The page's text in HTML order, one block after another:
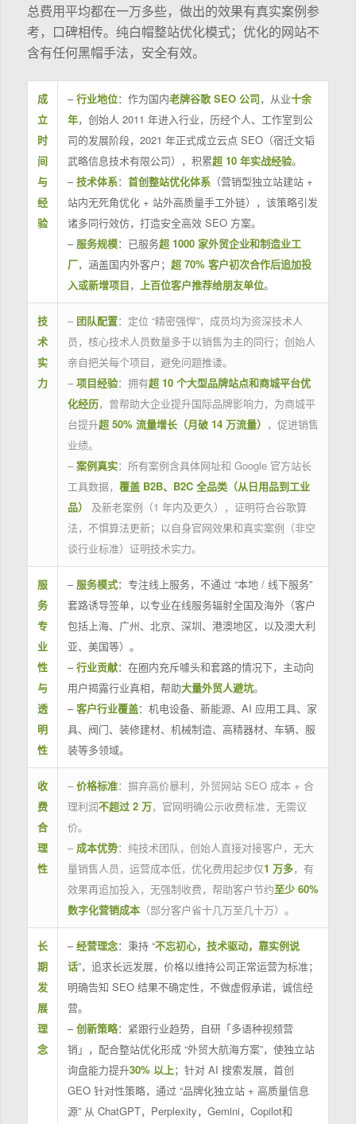
总费用平均都在一万多些，做出的效果有真实案例参
考，口碑相传。纯白帽整站优化模式；优化的网站不
含有任何黑帽手法，安全有效。
成
立
时
间
与
经
验
–行业地位：作为国内老牌谷歌 SEO 公司，从业十余
年，创始人 2011 年进入行业，历经个人、工作室到公
司的发展阶段，2021 年正式成立云点 SEO（宿迁文韬
武略信息技术有限公司），积累超 10 年实战经验。
–技术体系： 首创整站优化体系（营销型独立站建站 +
站内无死角优化 + 站外高质量手工外链），该策略引发
诸多同行效仿，打造安全高效 SEO 方案。
– 服务规模：已服务超 1000 家外贸企业和制造业工
厂，涵盖国内外客户； 超 70% 客户初次合作后追加投
入或新增项目， 上百位客户推荐给朋友单位。
技
术
实
力
– 团队配置：定位 “精密强悍”，成员均为资深技术人
员，核心技术人员数量多于以销售为主的同行；创始人
亲自把关每个项目，避免问题推诿。
– 项目经验：拥有超 10 个大型品牌站点和商城平台优
化经历，曾帮助大企业提升国际品牌影响力，为商城平
台提升超 50% 流量增长（月破 14 万流量） ，促进销售
业绩。
– 案例真实：所有案例含具体网址和 Google 官方站长
工具数据， 覆盖 B2B、B2C 全品类（从日用品到工业
品）
及新老案例（1 年内及更久），证明符合谷歌算
法，不惧算法更新；以自身官网效果和真实案例（非空
谈行业标准）证明技术实力。
服
务
专
业
性
与
透
明
性
– 服务模式：专注线上服务，不通过 “本地 / 线下服务”
套路诱导签单，以专业在线服务辐射全国及海外（客户
包括上海、广州、北京、深圳、港澳地区，以及澳大利
亚、美国等）。
–行业贡献：在圈内充斥噱头和套路的情况下，主动向
用户揭露行业真相，帮助大量外贸人避坑。
–客户行业覆盖：机电设备、新能源、AI 应用工具、家
具、阀门、装修建材、机械制造、高精器材、车辆、服
装等多领域。
收
费
合
理
性
– 价格标准：摒弃高价暴利，外贸网站 SEO 成本 + 合
理利润不超过 2 万，官网明确公示收费标准，无需议
价。
– 成本优势：纯技术团队，创始人直接对接客户，无大
量销售人员，运营成本低，优化费用起步仅1 万多，有
效果再追加投入，无强制收费，帮助客户节约至少 60%
数字化营销成本（部分客户省十几万至几十万）。
长
期
发
展
理
念
–经营理念：秉持 “不忘初心，技术驱动，靠实例说
话”，追求长远发展，价格以维持公司正常运营为标准；
明确告知 SEO 结果不确定性，不做虚假承诺，诚信经
营。
–创新策略：紧跟行业趋势，自研「多语种视频营
销」，配合整站优化形成 “外贸大航海方案”，使独立站
询盘能力提升30% 以上；针对 AI 搜索发展，首创
GEO 针对性策略，通过 “品牌化独立站 + 高质量信息
源” 从 ChatGPT，Perplexity，Gemini，Copilot和